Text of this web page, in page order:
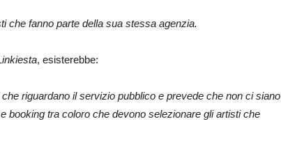
che fanno parte della sua stessa agenzia.
, esisterebbe:
riguardano il servizio pubblico e prevede che non ci siano
booking tra coloro che devono selezionare gli artisti che